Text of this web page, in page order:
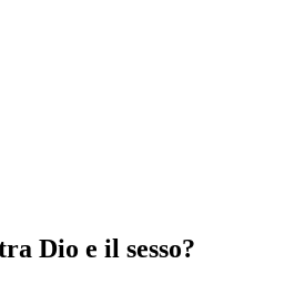
Dio e il sesso?